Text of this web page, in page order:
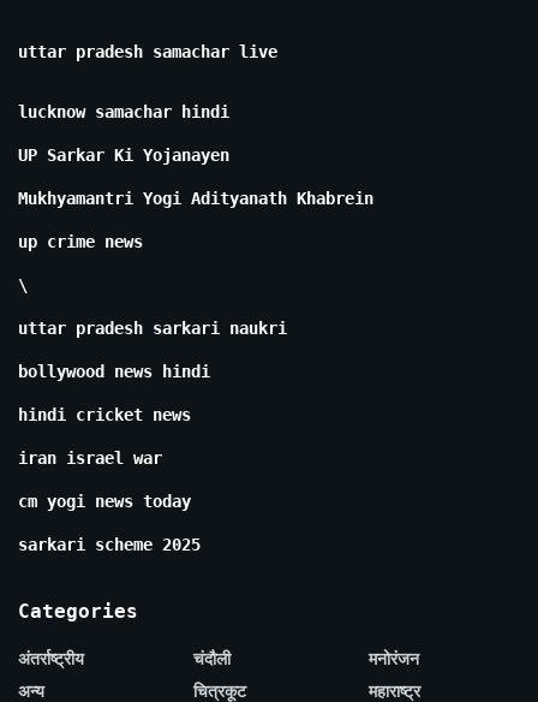
uttar pradesh samachar live
lucknow samachar hindi
UP Sarkar Ki Yojanayen
Mukhyamantri Yogi Adityanath Khabrein
up crime news
\
uttar pradesh sarkari naukri
bollywood news hindi
hindi cricket news
iran israel war
cm yogi news today
sarkari scheme 2025
Categories
अंतर्राष्ट्रीय
अन्य
चंदौली
चित्रकूट
मनोरंजन
महाराष्ट्र